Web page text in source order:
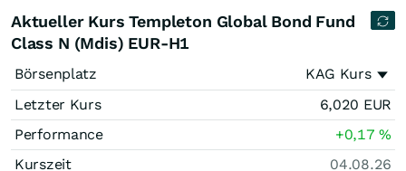
Aktueller Kurs Templeton Global Bond Fund
Class N (Mdis) EUR-H1
Börsenplatz
KAG Kurs
Letzter Kurs
6,020 EUR
Performance
+0,17%
Kurszeit
04.08.26